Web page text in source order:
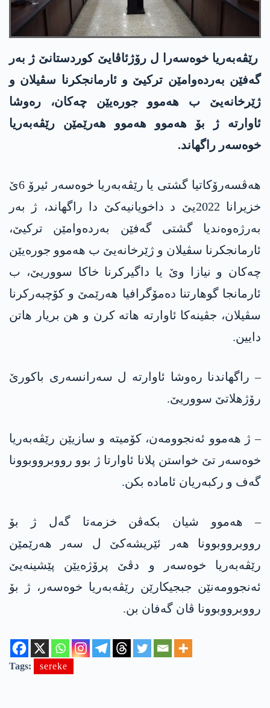
رێڤەبەریا خوەسەرا ل رۆژئاڤایێ کوردستانێ ژ بەر
گەفێن بەردەوامێن ترکیێ و ئارمانجکرنا سڤیلان و
ژێرخانەیێ ب ھەموو جورەیێن چەکان، رەوشا
ئاوارتە ژ بۆ ھەموو ھەموو ھەرێمێن رێڤەبەریا
خوەسەر راگھاند.
ھەڤسەرۆکاتیا گشتی یا رێڤەبەریا خوەسەر ئیرۆ 6ێ
خزیرانا 2022یێ د داخویانیەکێ دا راگھاند، ژ بەر
بەرژەوەندیا گشتی گەفێن بەردەوامێن ترکیێ،
ئارمانجکرنا سڤیلان و ژێرخانەیێ ب ھەموو جورەیێن
چەکان و نیازا وێ یا داگیرکرنا خاکا سووریێ، ب
ئارمانجا گوھارتنا دەمۆگرافیا ھەرێمێ و کۆچبەرکرنا
سڤیلان، جڤینەکا ئاوارتە ھاتە کرن و ھن بریار ھاتن
دایین.
– راگھاندنا رەوشا ئاوارتە ل سەرانسەری باکورێ
رۆژھلاتێ سووریێ.
– ژ ھەموو ئەنجوومەن، کۆمیتە و سازیێن رێڤەبەریا
خوەسەر تێ خواستن پلانا ئاوارتا ژ بوو رووبرووبوونا
گەف و رکبەریان ئامادە بکن.
– ھەموو شیان بکەڤن خزمەتا گەل ژ بۆ
رووبرووبوونا ھەر ئێریشەکێ ل سەر ھەرێمێن
رێڤەبەریا خوەسەر و دڤێ پرۆژەیێن پێشینەیێ
ئەنجوومەنێن جبجیکارێن رێڤەبەریا خوەسەر، ژ بۆ
رووبرووبوونا ڤان گەفان بن.
Tags: sereke